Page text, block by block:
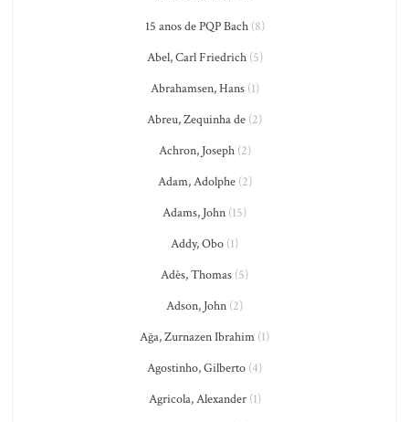
15 anos de PQP Bach(8)
Abel, Carl Friedrich(5)
Abrahamsen, Hans(1)
Abreu, Zequinha de (2)
Achron, Joseph(2)
Adam, Adolphe(2)
Adams, John (15)
Addy, Obo (1)
Adès, Thomas (5)
Adson, John (2)
Ağa, Zurnazen Ibrahim (1)
Agostinho, Gilberto (4)
Agricola, Alexander(1)